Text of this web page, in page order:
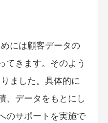
には顧客データの
てきます。そのよう
ました。具体的に
、データをもとにし
のサポートを実施で